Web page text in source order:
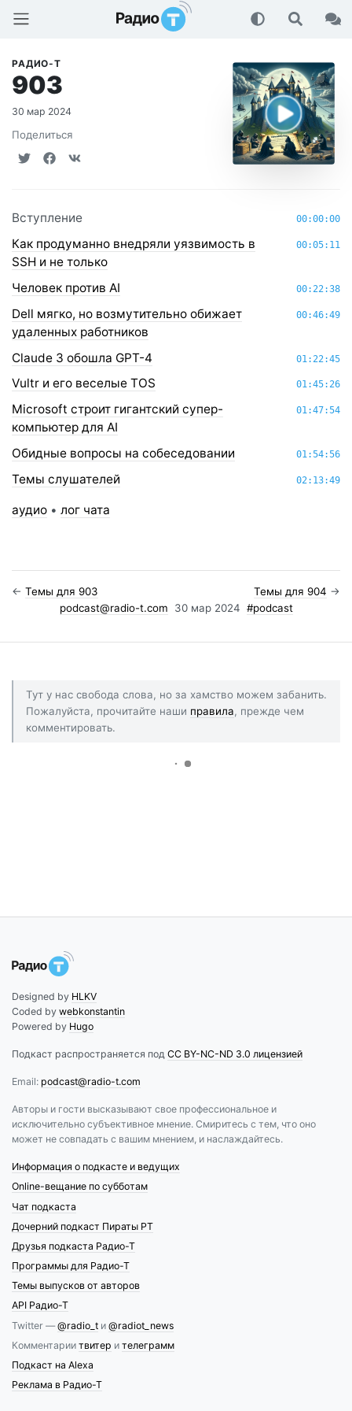
Радио-Т Подкаст
РАДИО-Т
903
30 мар 2024
Поделиться
00:00:00
Вступление
00:05:11
Как продуманно внедряли уязвимость в
SSH и не только
00:22:38
Человек против AI
00:46:49
Dell мягко, но возмутительно обижает
удаленных работников
01:22:45
Claude 3 обошла GPT-4
01:45:26
Vultr и его веселые TOS
01:47:54
Microsoft строит гигантский супер-
компьютер для AI
01:54:56
Обидные вопросы на собеседовании
02:13:49
Темы слушателей
аудио • лог чата
← Темы для 903 Темы для 904 →
podcast@radio-t.com
30 мар 2024 #podcast
Тут у нас свобода слова, но за хамство можем забанить.
Пожалуйста, прочитайте наши правила, прежде чем
комментировать.
Designed by HLKV
Coded by webkonstantin
Powered by Hugo
Подкаст распространяется под CC BY-NC-ND 3.0 лицензией
Email: podcast@radio-t.com
Авторы и гости высказывают свое профессиональное и
исключительно субъективное мнение. Смиритесь с тем, что оно
может не совпадать с вашим мнением, и наслаждайтесь.
Информация о подкасте и ведущих
Online-вещание по субботам
Чат подкаста
Дочерний подкаст Пираты РТ
Друзья подкаста Радио-Т
Программы для Радио-Т
Темы выпусков от авторов
API Радио-Т
Twitter —@radio_t и @radiot_news
Комментарии твитер и телеграмм
Подкаст на Alexa
Реклама в Радио-Т